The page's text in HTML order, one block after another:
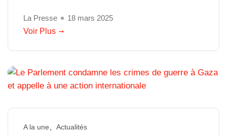
La Presse
18 mars 2025
Voir Plus
A la une Actualités